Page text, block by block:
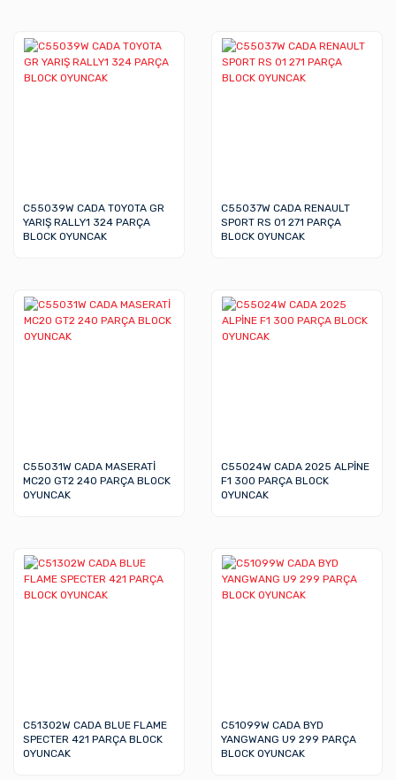
C55039W CADA TOYOTA GR
YARIŞ RALLY1 324 PARÇA
BLOCK OYUNCAK
C55037W CADA RENAULT
SPORT RS 01 271 PARÇA
BLOCK OYUNCAK
C55031W CADA MASERATİ
MC20 GT2 240 PARÇA BLOCK
OYUNCAK
C55024W CADA 2025 ALPİNE
F1 300 PARÇA BLOCK
OYUNCAK
C51302W CADA BLUE FLAME
SPECTER 421 PARÇA BLOCK
OYUNCAK
C51099W CADA BYD
YANGWANG U9 299 PARÇA
BLOCK OYUNCAK